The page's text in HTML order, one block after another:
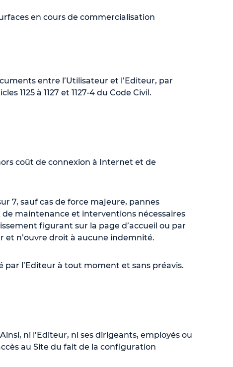
en cours de commercialisation
entre l’Utilisateur et l’Editeur, par
1125 à 1127 et 1127-4 du Code Civil.
coût de connexion à Internet et de
7, sauf cas de force majeure, pannes
maintenance et interventions nécessaires
figurant sur la page d’accueil ou par
n’ouvre droit à aucune indemnité.
par l’Editeur à tout moment et sans préavis.
ni l’Editeur, ni ses dirigeants, employés ou
au Site du fait de la configuration